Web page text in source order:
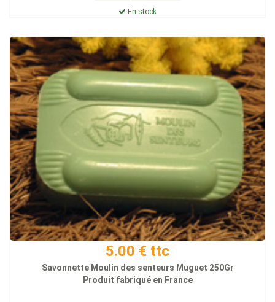
En stock
5.00 € ttc
Savonnette Moulin des senteurs Muguet 250Gr
Produit fabriqué en France